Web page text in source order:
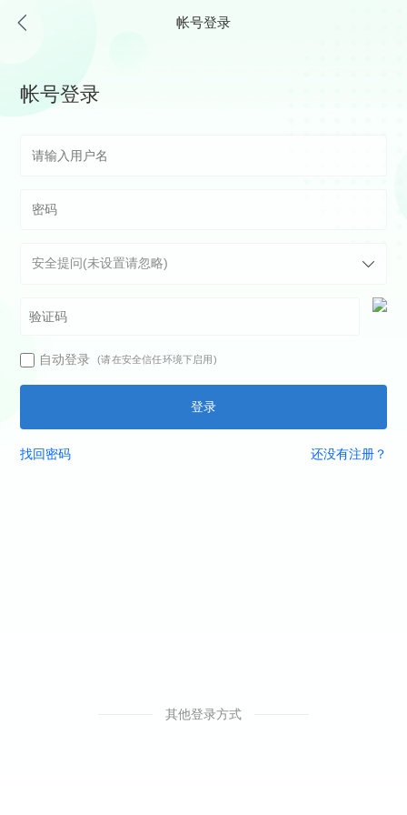
帐号登录
帐号登录
自动登录 (请在安全信任环境下启用)
登录
找回密码 还没有注册？
其他登录方式